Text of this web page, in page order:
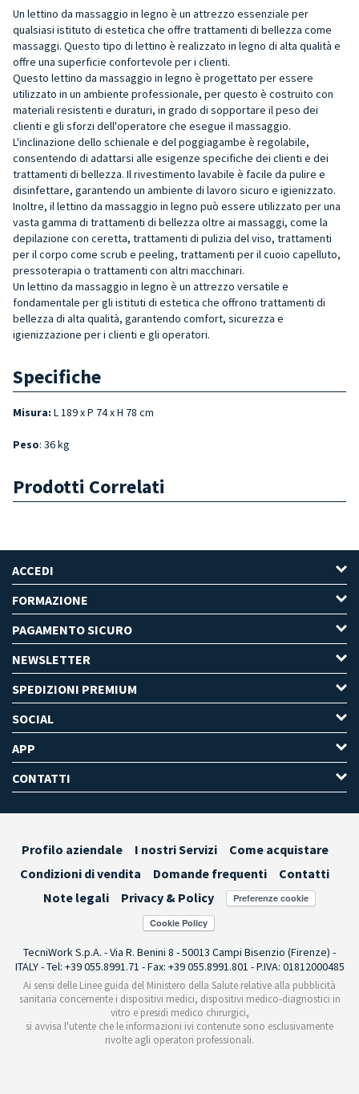
Un lettino da massaggio in legno è un attrezzo essenziale per
qualsiasi istituto di estetica che offre trattamenti di bellezza come
massaggi. Questo tipo di lettino è realizzato in legno di alta qualità e
offre una superficie confortevole per i clienti.
Questo lettino da massaggio in legno è progettato per essere
utilizzato in un ambiente professionale, per questo è costruito con
materiali resistenti e duraturi, in grado di sopportare il peso dei
clienti e gli sforzi dell'operatore che esegue il massaggio.
L'inclinazione dello schienale e del poggiagambe è regolabile,
consentendo di adattarsi alle esigenze specifiche dei clienti e dei
trattamenti di bellezza. Il rivestimento lavabile è facile da pulire e
disinfettare, garantendo un ambiente di lavoro sicuro e igienizzato.
Inoltre, il lettino da massaggio in legno può essere utilizzato per una
vasta gamma di trattamenti di bellezza oltre ai massaggi, come la
depilazione con ceretta, trattamenti di pulizia del viso, trattamenti
per il corpo come scrub e peeling, trattamenti per il cuoio capelluto,
pressoterapia o trattamenti con altri macchinari.
Un lettino da massaggio in legno è un attrezzo versatile e
fondamentale per gli istituti di estetica che offrono trattamenti di
bellezza di alta qualità, garantendo comfort, sicurezza e
igienizzazione per i clienti e gli operatori.
Specifiche
Misura: L 189 x P 74 x H 78 cm
Peso: 36 kg
Prodotti Correlati
ACCEDI
FORMAZIONE
PAGAMENTO SICURO
NEWSLETTER
SPEDIZIONI PREMIUM
SOCIAL
APP
CONTATTI
Profilo aziendale I nostri Servizi
Come acquistare
Condizioni di vendita
Domande frequenti
Contatti
Note legali
Privacy & Policy Preferenze cookie
TecniWork S.p.A. - Via R. Benini 8 - 50013 Campi Bisenzio (Firenze) -
ITALY - Tel: +39 055.8991.71 - Fax: +39 055.8991.801 - P.IVA: 01812000485
Ai sensi delle Linee guida del Ministero della Salute relative alla pubblicità
sanitaria concernente i dispositivi medici, dispositivi medico-diagnostici in
vitro e presidi medico chirurgici,
si avvisa l'utente che le informazioni ivi contenute sono esclusivamente
rivolte agli operatori professionali.